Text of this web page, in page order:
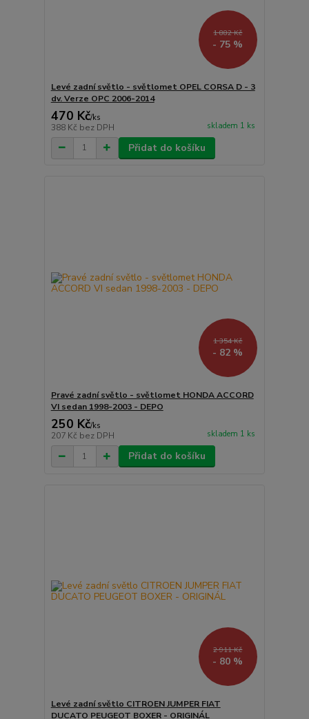
1 882 Kč
- 75 %
Levé zadní světlo - světlomet OPEL CORSA D - 3
dv. Verze OPC 2006-2014
470 Kč/ks
388 Kč bez DPH skladem 1 ks
Přidat do košíku
1 354 Kč
- 82 %
Pravé zadní světlo - světlomet HONDA ACCORD
VI sedan 1998-2003 - DEPO
250 Kč/ks
207 Kč bez DPH skladem 1 ks
Přidat do košíku
2 911 Kč
- 80 %
Levé zadní světlo CITROEN JUMPER FIAT
DUCATO PEUGEOT BOXER - ORIGINÁL